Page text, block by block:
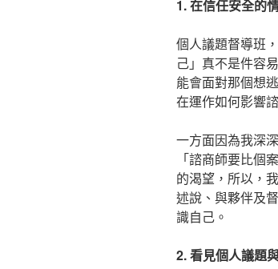
1. 在信任安全的
個人議題督導班
己」真不是件容
能會面對那個想
在運作如何影響
一方面因為我深
「諮商師要比個
的渴望，所以，
述說、與夥伴及
識自己。
2. 看見個人議題